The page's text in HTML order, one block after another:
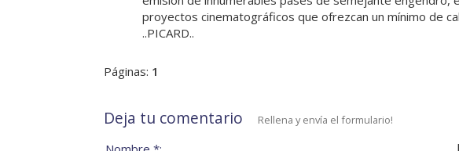
proyectos cinematográficos que ofrezcan un mínimo de
..PICARD..
Páginas: 1
Deja tu comentario Rellena y envía el formulario!